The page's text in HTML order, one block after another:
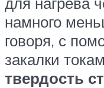
намного
говоря, с
закалки
твердость